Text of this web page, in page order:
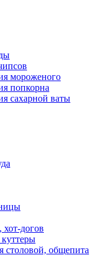
мороженого
попкорна
сахарной ваты
хот-догов
столовой, общепита